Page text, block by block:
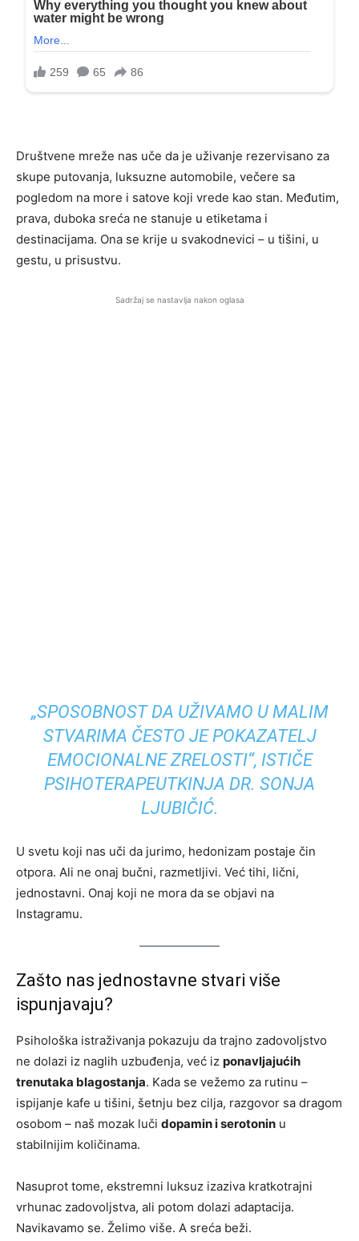
Društvene mreže nas uče da je uživanje rezervisano za
skupe putovanja, luksuzne automobile, večere sa
pogledom na more i satove koji vrede kao stan. Međutim,
prava, duboka sreća ne stanuje u etiketama i
destinacijama. Ona se krije u svakodnevici – u tišini, u
gestu, u prisustvu.
Sadržaj se nastavlja nakon oglasa
„SPOSOBNOST DA UŽIVAMO U MALIM
STVARIMA ČESTO JE POKAZATELJ
EMOCIONALNE ZRELOSTI“, ISTIČE
PSIHOTERAPEUTKINJA DR. SONJA
LJUBIČIĆ.
U svetu koji nas uči da jurimo, hedonizam postaje čin
otpora. Ali ne onaj bučni, razmetljivi. Već tihi, lični,
jednostavni. Onaj koji ne mora da se objavi na
Instagramu.
Zašto nas jednostavne stvari više
ispunjavaju?
Psihološka istraživanja pokazuju da trajno zadovoljstvo
ne dolazi iz naglih uzbuđenja, već iz ponavljajućih
trenutaka blagostanja. Kada se vežemo za rutinu –
ispijanje kafe u tišini, šetnju bez cilja, razgovor sa dragom
osobom – naš mozak luči dopamin i serotonin u
stabilnijim količinama.
Nasuprot tome, ekstremni luksuz izaziva kratkotrajni
vrhunac zadovoljstva, ali potom dolazi adaptacija.
Navikavamo se. Želimo više. A sreća beži.